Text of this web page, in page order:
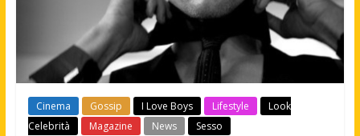
Cinema Gossip I Love Boys Lifestyle
Look
Celebrità
Magazine News Sesso